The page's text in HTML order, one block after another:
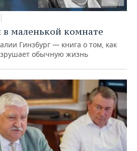
маленькой комнате
Гинзбург — книга о том, как
обычную жизнь